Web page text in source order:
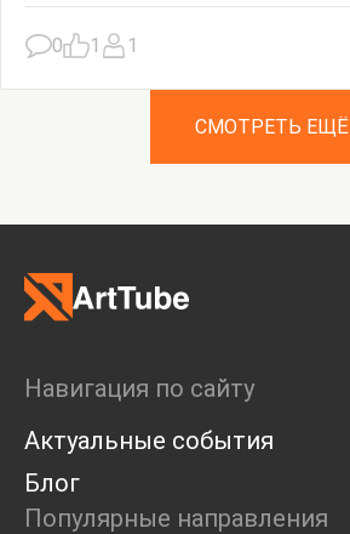
0 1 1
СМОТРЕТЬ ЕЩЁ
Навигация по сайту
Актуальные события
Блог
Популярные направления